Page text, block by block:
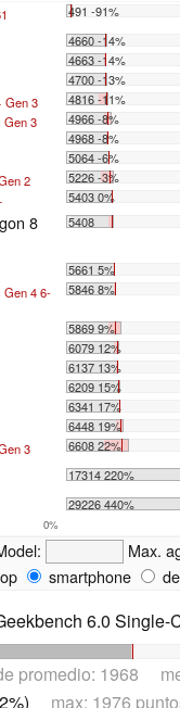
491 -91%
4660 -14%
4663 -14%
4700 -13%
Gen 3
4816 -11%
Gen 3
4966 -8%
4968 -8%
5064 -6%
2
5226 -3%
5403 0%
8
5408
5661 5%
Gen 4 6-
5846 8%
5869 9%
6079 12%
6137 13%
6209 15%
6341 17%
6448 19%
3
6608 22%
17314 220%
29226 440%
0%
Max.
smartphone
6.0 Single-
promedio: 1968
max: 1976